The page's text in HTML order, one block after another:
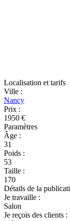
Localisation et tarifs
Ville :
Nancy
Prix :
1950 €
Paramètres
Âge :
31
Poids :
53
Taille :
170
Détails de la
Je travaille :
Salon
Je reçois des clients :